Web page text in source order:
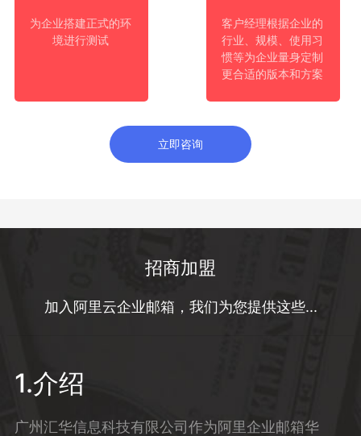
为企业搭建正式的环
境进行测试
客户经理根据企业的
行业、规模、使用习
惯等为企业量身定制
更合适的版本和方案
立即咨询
招商加盟
加入阿里云企业邮箱，我们为您提供这些...
1.介绍
广州汇华信息科技有限公司作为阿里企业邮箱华